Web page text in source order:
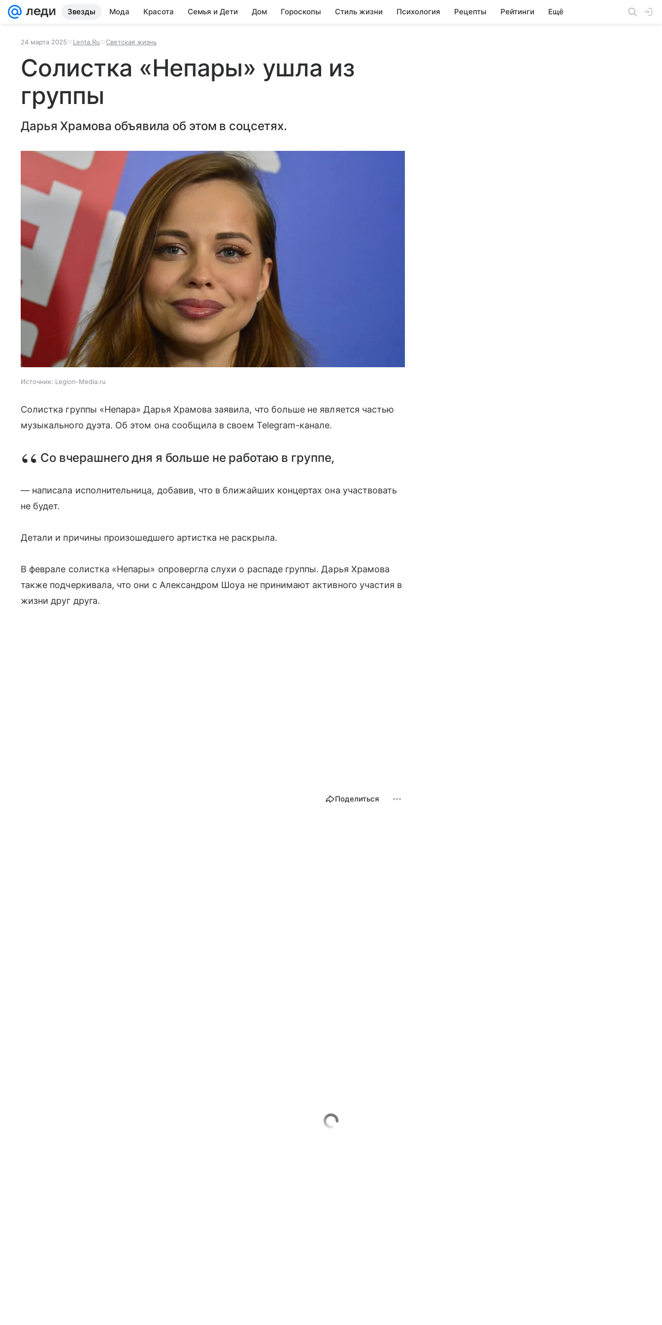
Звезды Мода Красота Семья и Дети Дом Гороскопы Стиль жизни Психология Рецепты Рейтинги Ещё
24 марта 2025 Lenta.Ru Светская жизнь
Солистка «Непары» ушла из
группы
Дарья Храмова объявила об этом в соцсетях.
Источник: Legion-Media.ru
Солистка группы «Непара» Дарья Храмова заявила, что больше не является частью
музыкального дуэта. Об этом она сообщила в своем Telegram-канале.
Со вчерашнего дня я больше не работаю в группе,
— написала исполнительница, добавив, что в ближайших концертах она участвовать
не будет.
Детали и причины произошедшего артистка не раскрыла.
В феврале солистка «Непары» опровергла слухи о распаде группы. Дарья Храмова
также подчеркивала, что они с Александром Шоуа не принимают активного участия в
жизни друг друга.
Поделиться